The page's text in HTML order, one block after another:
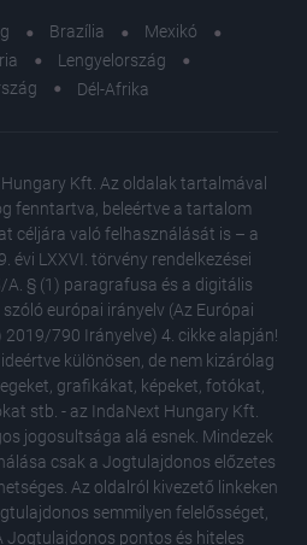
Brazília
Mexikó
Lengyelország
Dél-Afrika
Kft. Az oldalak tartalmával
fenntartva, beleértve a tartalom
céljára való felhasználását is – a
évi LXXVI. törvény rendelkezései
§ (1) paragrafusa és a digitális
európai irányelv (Az Európai
2019/790 Irányelve) 4. cikke alapján!
különösen, de nem kizárólag
grafikákat, képeket, fotókat,
stb. - az IndaNext Hungary Kft.
jogosultsága alá esnek. Mindezek
csak a Jogtulajdonos előzetes
Az oldalról kivezető linkeken
semmilyen felelősséget,
Jogtulajdonos pontos és hiteles